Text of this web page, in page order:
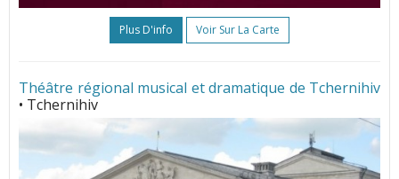
Plus D'info Voir Sur La Carte
Théâtre régional musical et dramatique de Tchernihiv
• Tchernihiv